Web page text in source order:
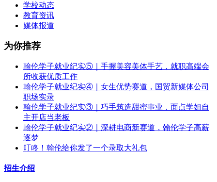
学校动态
教育资讯
媒体报道
为你推荐
翰伦学子就业纪实⑤｜手握美容美体手艺，就职高端会
所收获优质工作
翰伦学子就业纪实④｜女生优势赛道，国贸新媒体公司
职场实录
翰伦学子就业纪实③｜巧手筑造甜蜜事业，面点学姐自
主开店当老板
翰伦学子就业纪实②｜深耕电商新赛道，翰伦学子高薪
逐梦
叮咚！翰伦给你发了一个录取大礼包
招生介绍